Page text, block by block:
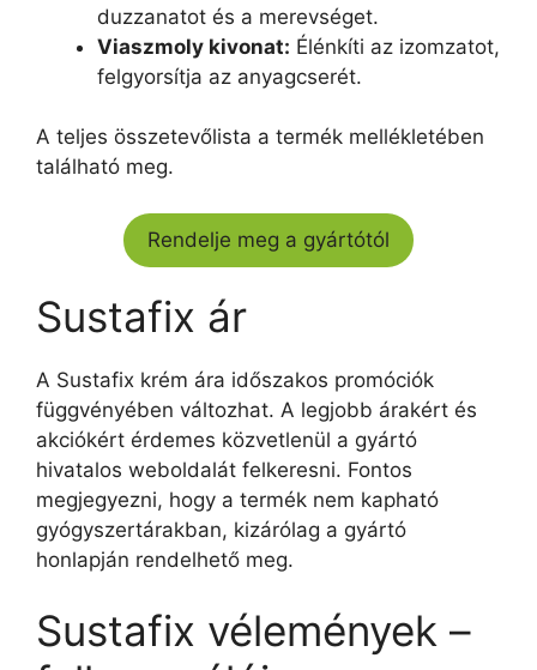
duzzanatot és a merevséget.
Viaszmoly kivonat: Élénkíti az izomzatot,
felgyorsítja az anyagcserét.
A teljes összetevőlista a termék mellékletében
található meg.
Rendelje meg a gyártótól
Sustafix ár
A Sustafix krém ára időszakos promóciók
függvényében változhat. A legjobb árakért és
akciókért érdemes közvetlenül a gyártó
hivatalos weboldalát felkeresni. Fontos
megjegyezni, hogy a termék nem kapható
gyógyszertárakban, kizárólag a gyártó
honlapján rendelhető meg.
Sustafix vélemények –